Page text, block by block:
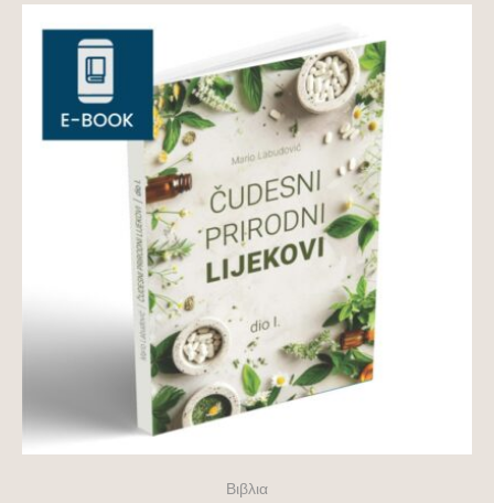
Βιβλια